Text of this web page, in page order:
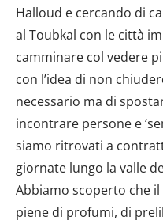
Halloud e cercando di
al Toubkal con le città
camminare col vedere
con l’idea di non
necessario ma di
incontrare persone e
siamo ritrovati a
giornate lungo la valle
Abbiamo scoperto che
piene di profumi, di